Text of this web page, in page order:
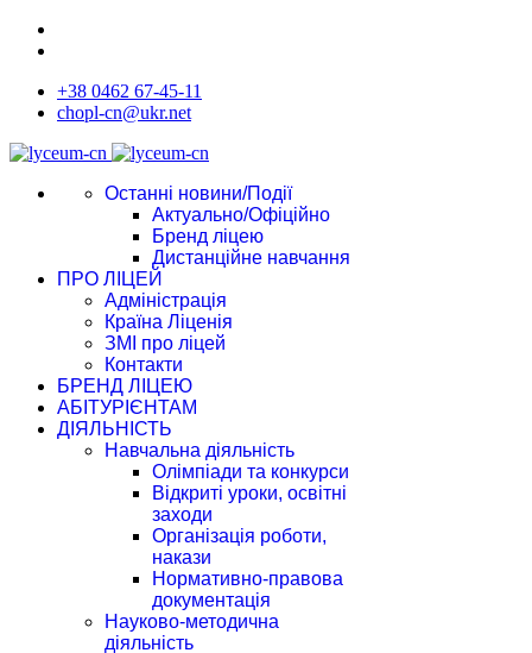
+38 0462 67-45-11
chopl-cn@ukr.net
Останні новини/Події
Актуально/Офіційно
Бренд ліцею
Дистанційне навчання
ПРО ЛІЦЕЙ
Адміністрація
Країна Ліценія
ЗМІ про ліцей
Контакти
БРЕНД ЛІЦЕЮ
АБІТУРІЄНТАМ
ДІЯЛЬНІСТЬ
Навчальна діяльність
Олімпіади та конкурси
Відкриті уроки, освітні
заходи
Організація роботи,
накази
Нормативно-правова
документація
Науково-методична
діяльність